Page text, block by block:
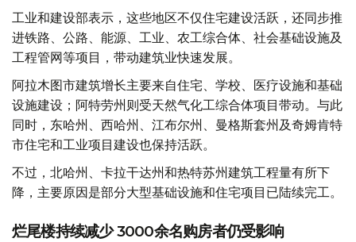
工业和建设部表示，这些地区不仅住宅建设活跃，还同步推
进铁路、公路、能源、工业、农工综合体、社会基础设施及
工程管网等项目，带动建筑业快速发展。
阿拉木图市建筑增长主要来自住宅、学校、医疗设施和基础
设施建设；阿特劳州则受天然气化工综合体项目带动。与此
同时，东哈州、西哈州、江布尔州、曼格斯套州及奇姆肯特
市住宅和工业项目建设也保持活跃。
不过，北哈州、卡拉干达州和热特苏州建筑工程量有所下
降，主要原因是部分大型基础设施和住宅项目已陆续完工。
烂尾楼持续减少 3000余名购房者仍受影响